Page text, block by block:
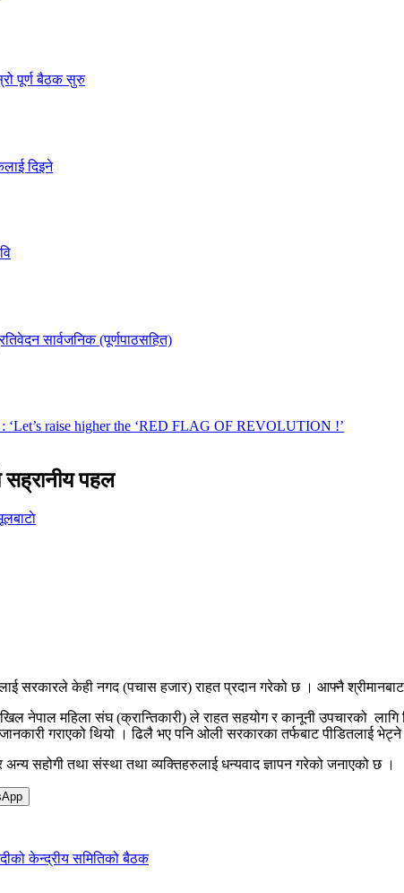
सह्रानीय पहल
सरकारले केही नगद (पचास हजार) राहत प्रदान गरेको छ । आफ्नै
नेपाल महिला संघ (क्रान्तिकारी) ले राहत सहयोग र कानूनी उपचारको
गराएको थियो । ढिलै भए पनि ओली सरकारका तर्फबाट पीडितलाई
सहोगी तथा संस्था तथा व्यक्तिहरुलाई धन्यवाद ज्ञापन गरेको जनाएको छ ।
केन्द्रीय समितिको बैठक